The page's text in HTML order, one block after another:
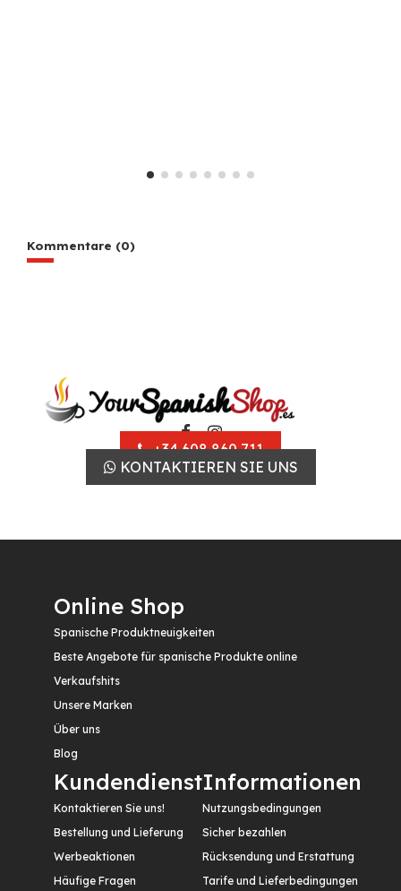
Kommentare (0)
+34 608 860 711
KONTAKTIEREN SIE UNS
Online Shop
Spanische Produktneuigkeiten
Beste Angebote für spanische Produkte online
Verkaufshits
Unsere Marken
Über uns
Blog
Kundendienst
Kontaktieren Sie uns!
Bestellung und Lieferung
Werbeaktionen
Häufige Fragen
Informationen
Nutzungsbedingungen
Sicher bezahlen
Rücksendung und Erstattung
Tarife und Lieferbedingungen